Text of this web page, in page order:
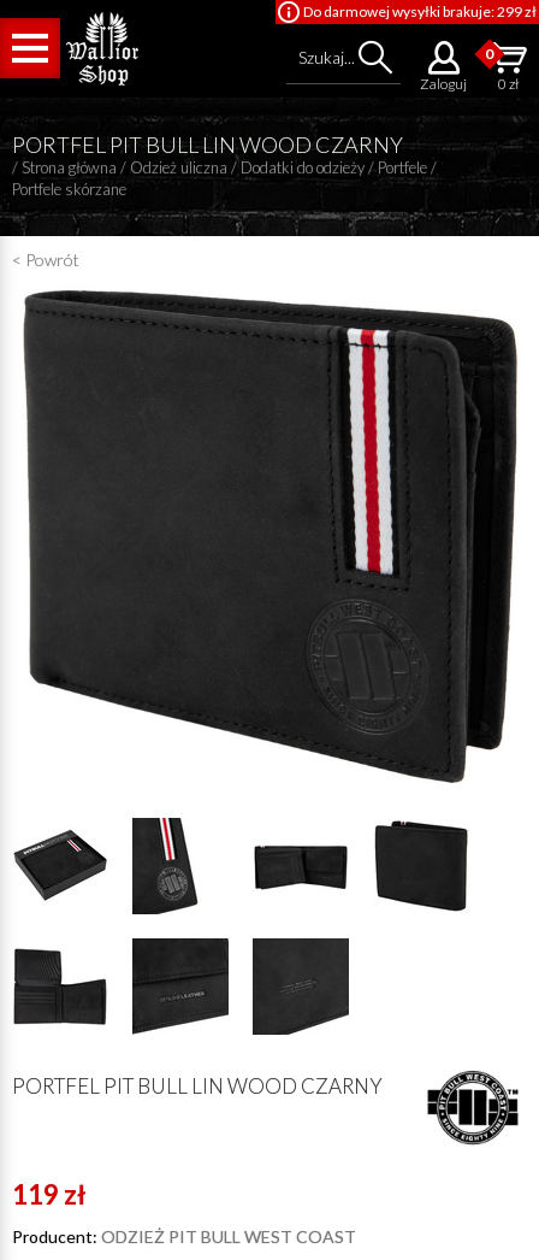
Szukaj...
Cena do
Zaloguj
Do darmowej wysyłki brakuje: 299 zł
0
0 zł
PORTFEL PIT BULL LIN WOOD CZARNY
/ Strona główna / Odzież uliczna / Dodatki do odzieży/Portfele/
Portfele skórzane
< Powrót
PORTFEL PIT BULL LIN WOOD CZARNY
119 zł
Producent: ODZIEŻ PIT BULL WEST COAST